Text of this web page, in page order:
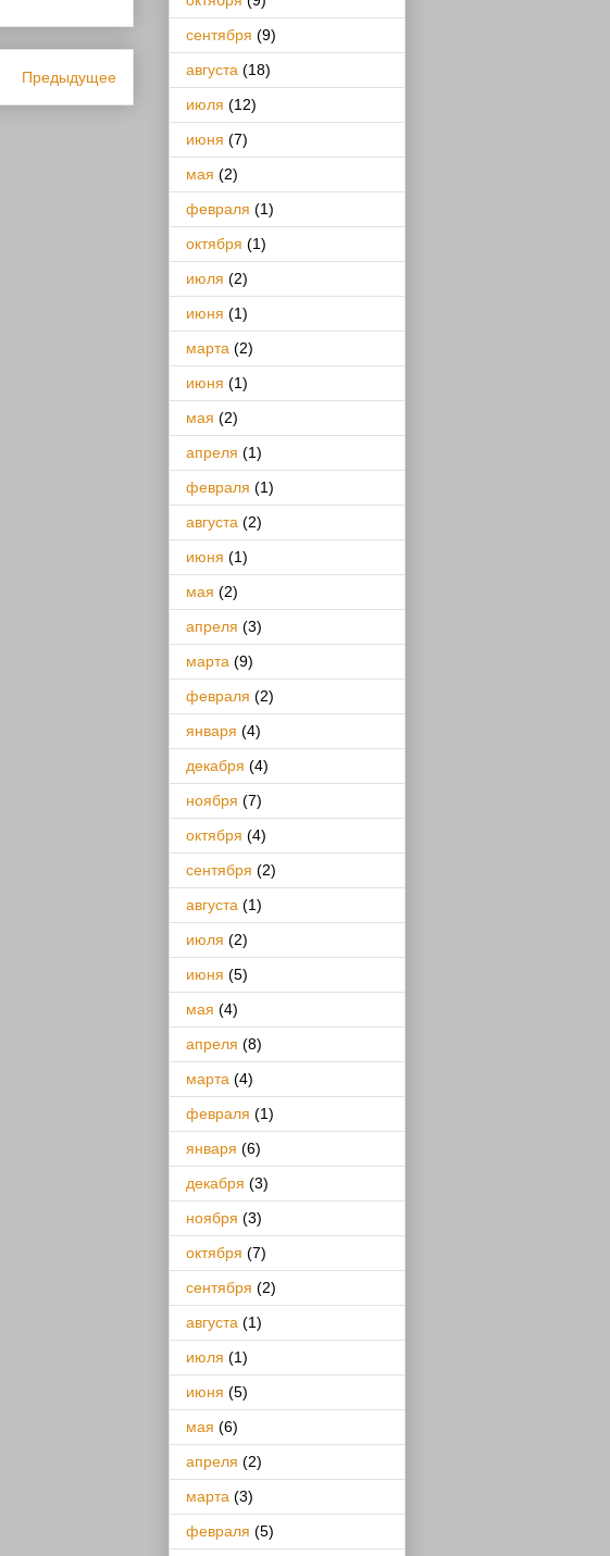
Предыдущее
сентября (9)
августа (18)
июля (12)
июня (7)
мая (2)
февраля (1)
октября (1)
июля (2)
июня (1)
марта (2)
июня (1)
мая (2)
апреля (1)
февраля (1)
августа (2)
июня (1)
мая (2)
апреля (3)
марта (9)
февраля (2)
января (4)
декабря (4)
ноября (7)
октября (4)
сентября (2)
августа (1)
июля (2)
июня (5)
мая (4)
апреля (8)
марта (4)
февраля (1)
января (6)
декабря (3)
ноября (3)
октября (7)
сентября (2)
августа (1)
июля (1)
июня (5)
мая (6)
апреля (2)
марта (3)
февраля (5)